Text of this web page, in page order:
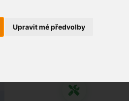
Upravit mé předvolby